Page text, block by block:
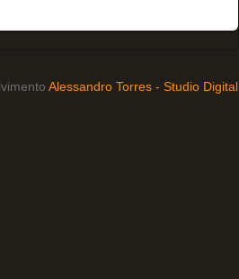
Alessandro Torres - Studio Digital